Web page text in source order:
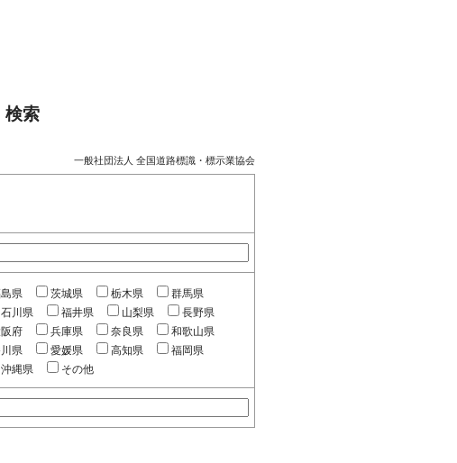
検索
一般社団法人 全国道路標識・標示業協会
県 茨城県 栃木県
群馬県
石川県 福井県 山梨県
長野県
府 兵庫県 奈良県
和歌山県
県 愛媛県 高知県
福岡県
沖縄県 その他